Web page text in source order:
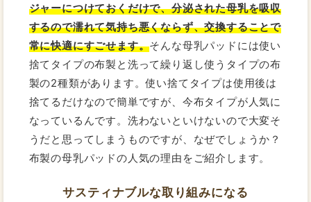
ジャーにつけておくだけで、分泌された母乳を吸収
するので濡れて気持ち悪くならず、交換することで
常に快適にすごせます。そんな母乳パッドには使い
捨てタイプの布製と洗って繰り返し使うタイプの布
製の2種類があります。使い捨てタイプは使用後は
捨てるだけなので簡単ですが、今布タイプが人気に
なっているんです。洗わないといけないので大変そ
うだと思ってしまうものですが、なぜでしょうか？
布製の母乳パッドの人気の理由をご紹介します。
サスティナブルな取り組みになる